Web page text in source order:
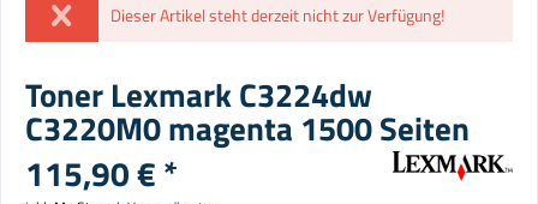
Dieser Artikel steht derzeit nicht zur Verfügung!
Toner Lexmark C3224dw
C3220M0 magenta 1500 Seiten
115,90 € *